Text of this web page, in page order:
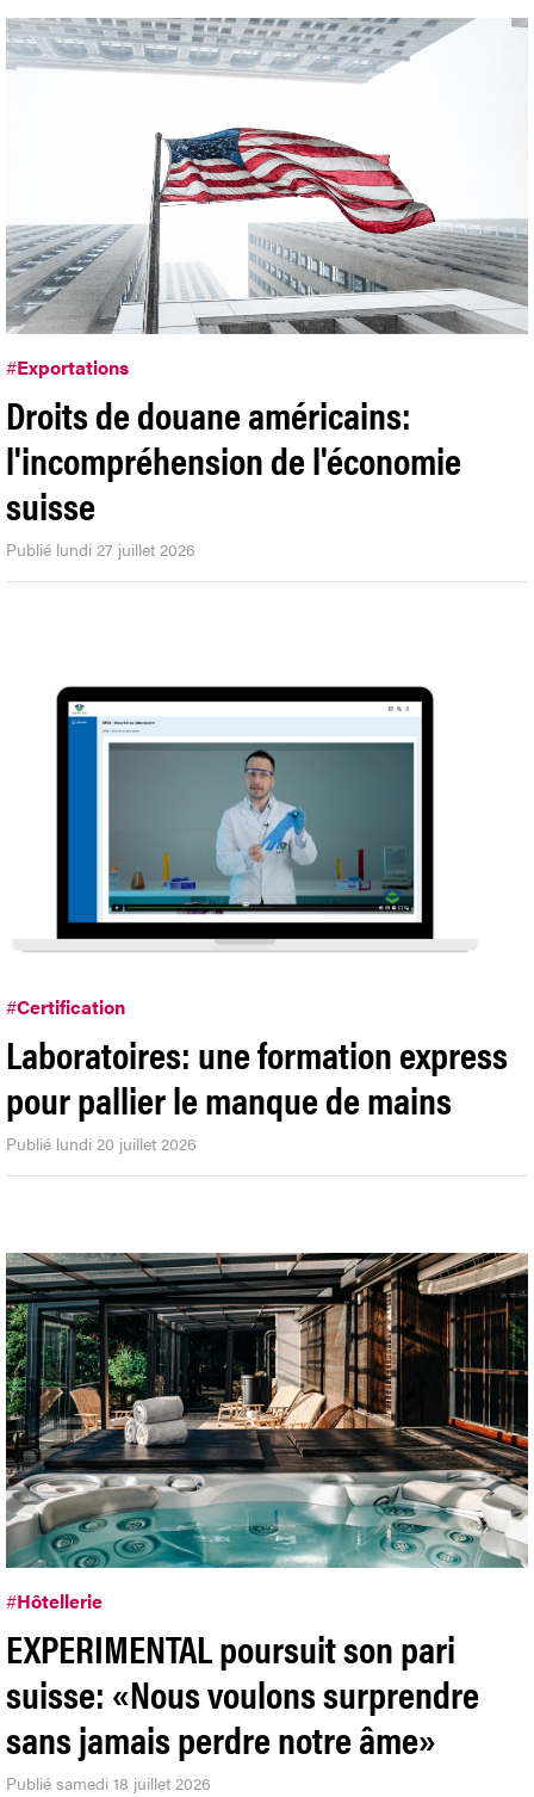
#Exportations
Droits de douane américains:
l'incompréhension de l'économie
suisse
Publié lundi 27 juillet 2026
#Certification
Laboratoires: une formation express
pour pallier le manque de mains
Publié lundi 20 juillet 2026
#Hôtellerie
EXPERIMENTAL poursuit son pari
suisse: «Nous voulons surprendre
sans jamais perdre notre âme»
Publié samedi 18 juillet 2026